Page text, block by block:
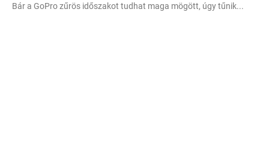
Bár a GoPro zűrös időszakot tudhat maga mögött, úgy tűnik